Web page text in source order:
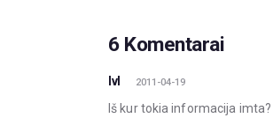
6 Komentarai
IvI 2011-04-19
Iš kur tokia informacija